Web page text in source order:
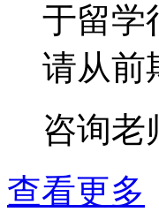
于留学
请从前
咨询老
查看更多